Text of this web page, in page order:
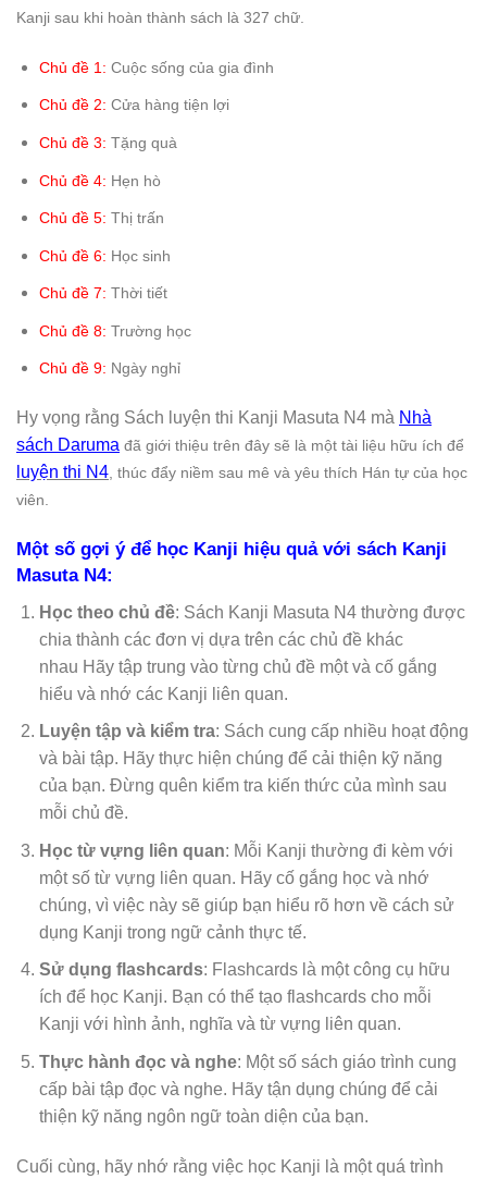
Kanji sau khi hoàn thành sách là 327 chữ.
Chủ đề 1: Cuộc sống của gia đình
Chủ đề 2: Cửa hàng tiện lợi
Chủ đề 3: Tặng quà
Chủ đề 4: Hẹn hò
Chủ đề 5: Thị trấn
Chủ đề 6: Học sinh
Chủ đề 7: Thời tiết
Chủ đề 8: Trường học
Chủ đề 9: Ngày nghỉ
Hy vọng rằng Sách luyện thi Kanji Masuta N4 mà Nhà
sách Daruma đã giới thiệu trên đây sẽ là một tài liệu hữu ích để
luyện thi N4, thúc đẩy niềm sau mê và yêu thích Hán tự của học
viên.
Một số gợi ý để học Kanji hiệu quả với sách Kanji
Masuta N4:
Học theo chủ đề: Sách Kanji Masuta N4 thường được
chia thành các đơn vị dựa trên các chủ đề khác
nhau Hãy tập trung vào từng chủ đề một và cố gắng
hiểu và nhớ các Kanji liên quan.
Luyện tập và kiểm tra: Sách cung cấp nhiều hoạt động
và bài tập. Hãy thực hiện chúng để cải thiện kỹ năng
của bạn. Đừng quên kiểm tra kiến thức của mình sau
mỗi chủ đề.
Học từ vựng liên quan: Mỗi Kanji thường đi kèm với
một số từ vựng liên quan. Hãy cố gắng học và nhớ
chúng, vì việc này sẽ giúp bạn hiểu rõ hơn về cách sử
dụng Kanji trong ngữ cảnh thực tế.
Sử dụng flashcards: Flashcards là một công cụ hữu
ích để học Kanji. Bạn có thể tạo flashcards cho mỗi
Kanji với hình ảnh, nghĩa và từ vựng liên quan.
Thực hành đọc và nghe: Một số sách giáo trình cung
cấp bài tập đọc và nghe. Hãy tận dụng chúng để cải
thiện kỹ năng ngôn ngữ toàn diện của bạn.
Cuối cùng, hãy nhớ rằng việc học Kanji là một quá trình